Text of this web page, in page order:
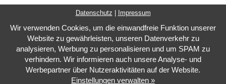
Datenschutz
Cookie Einstellungen
Barrierefreiheit
Marketing byWinlocal
Datenschutz | Impressum
Wir verwenden Cookies, um die einwandfreie Funktion unserer
Website zu gewährleisten, unseren Datenverkehr zu
analysieren, Werbung zu personalisieren und um SPAM zu
verhindern. Wir informieren auch unsere Analyse- und
Werbepartner über Nutzeraktivitäten auf der Website.
Einstellungen verwalten »